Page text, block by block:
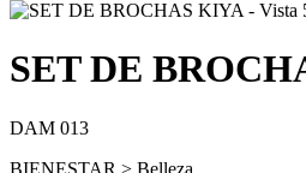
SET DE
DAM 013
BIENESTAR > Belleza